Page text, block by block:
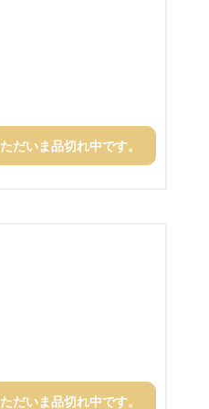
ただいま品切れ中です。
ただいま品切れ中です。